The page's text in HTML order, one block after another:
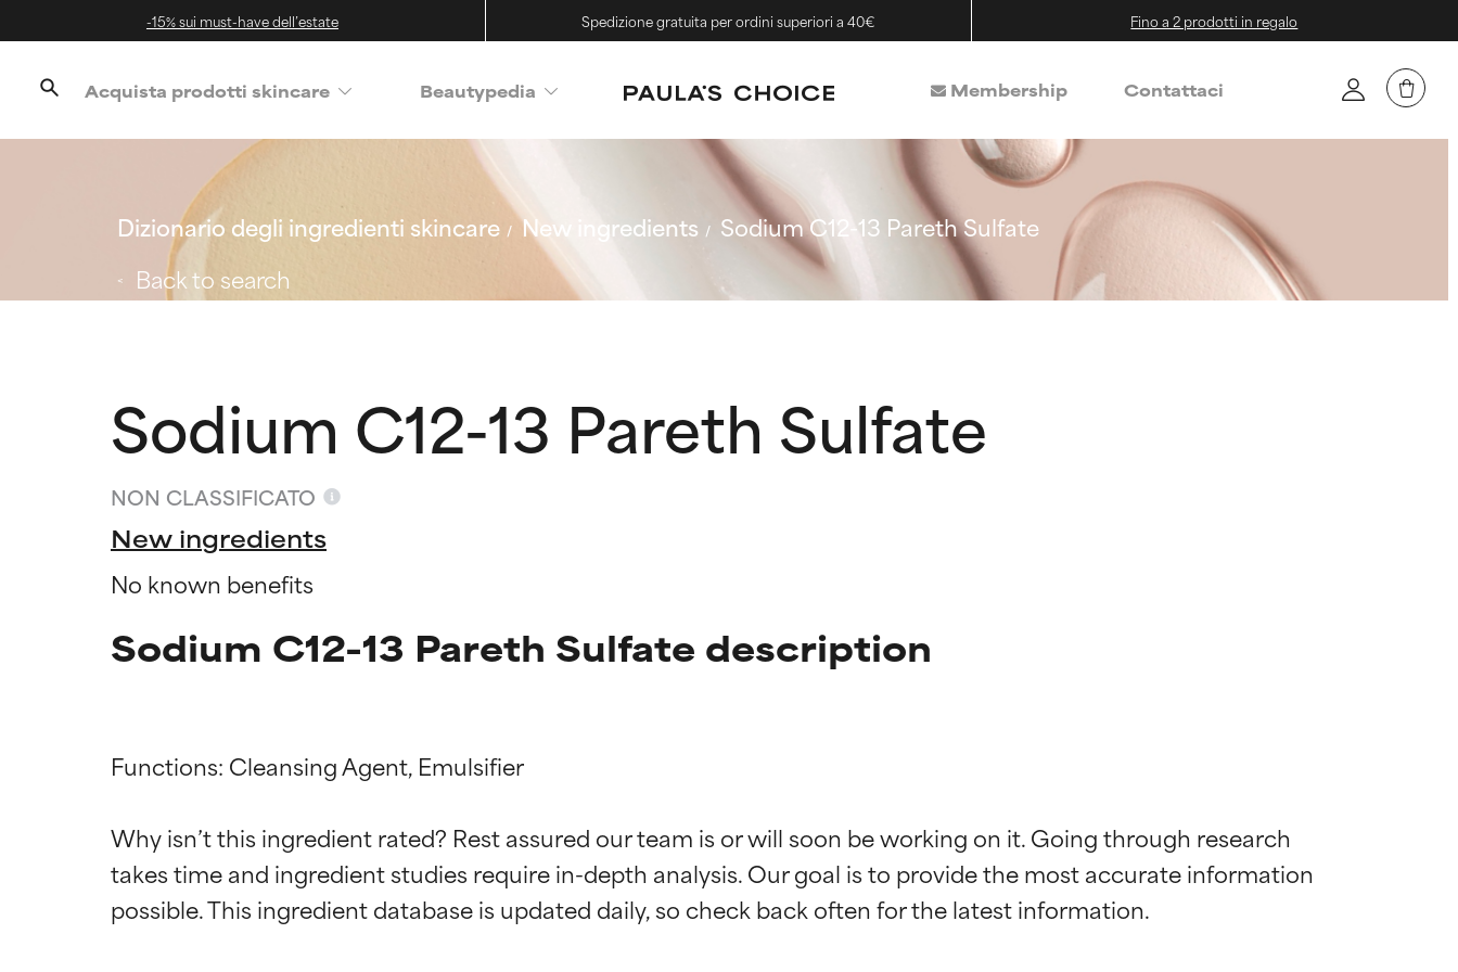
-15% sui must-have dell’estate Spedizione gratuita per ordini superiori a 40€ Fino a 2 prodotti in regalo
Acquista prodotti skincare Beautypedia Membership Contattaci
Dizionario degli ingredienti skincare New ingredients
Sodium C12-13 Pareth Sulfate
Back to search
Sodium C12-13 Pareth Sulfate
NON CLASSIFICATO
New ingredients
No known benefits
Sodium C12-13 Pareth Sulfate description
Functions: Cleansing Agent, Emulsifier
Why isn’t this ingredient rated? Rest assured our team is or will soon be working on it. Going through research
takes time and ingredient studies require in-depth analysis. Our goal is to provide the most accurate information
OTTIMO
Comprovati e sostenuti da studi indipendenti. Ingrediente attivo eccezionale per la maggior
OTTIMO
Comprovati e sostenuti da studi indipendenti. Ingrediente attivo eccezionale per la maggior